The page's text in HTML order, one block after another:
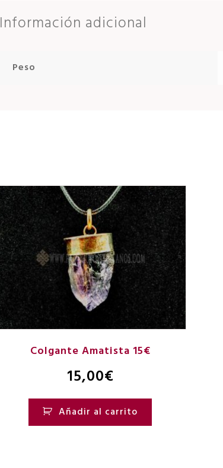
Información adicional
Peso
Colgante Amatista 15€
15,00€
Añadir al carrito